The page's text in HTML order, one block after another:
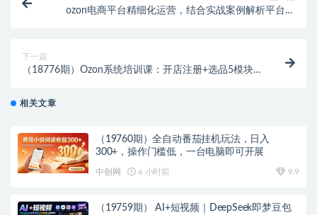
ozon电商平台精细化运营，结合实战案例解析平台活
下一篇
（18776期）Ozon系统培训课：开店注册+选品5模块
相关文章
（19760期）全自动番茄挂机玩法，日入
300+，操作门槛低，一台电脑即可开展
中创网 6 小时前 9.9
（19759期） AI+短视频｜DeepSeek即梦豆包